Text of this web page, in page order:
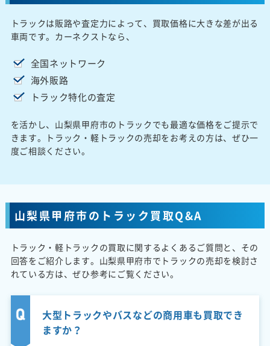
トラックは販路や査定力によって、買取価格に大きな差が出る
車両です。カーネクストなら、
全国ネットワーク
海外販路
トラック特化の査定
を活かし、山梨県甲府市のトラックでも最適な価格をご提示で
きます。トラック・軽トラックの売却をお考えの方は、ぜひ一
度ご相談ください。
山梨県甲府市のトラック買取Q&A
トラック・軽トラックの買取に関するよくあるご質問と、その
回答をご紹介します。山梨県甲府市でトラックの売却を検討さ
れている方は、ぜひ参考にご覧ください。
大型トラックやバスなどの商用車も買取でき
ますか？